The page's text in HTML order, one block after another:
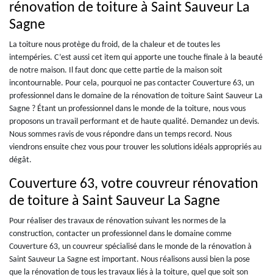
rénovation de toiture à Saint Sauveur La
Sagne
La toiture nous protège du froid, de la chaleur et de toutes les
intempéries. C’est aussi cet item qui apporte une touche finale à la beauté
de notre maison. Il faut donc que cette partie de la maison soit
incontournable. Pour cela, pourquoi ne pas contacter Couverture 63, un
professionnel dans le domaine de la rénovation de toiture Saint Sauveur La
Sagne ? Étant un professionnel dans le monde de la toiture, nous vous
proposons un travail performant et de haute qualité. Demandez un devis.
Nous sommes ravis de vous répondre dans un temps record. Nous
viendrons ensuite chez vous pour trouver les solutions idéals appropriés au
dégât.
Couverture 63, votre couvreur rénovation
de toiture à Saint Sauveur La Sagne
Pour réaliser des travaux de rénovation suivant les normes de la
construction, contacter un professionnel dans le domaine comme
Couverture 63, un couvreur spécialisé dans le monde de la rénovation à
Saint Sauveur La Sagne est important. Nous réalisons aussi bien la pose
que la rénovation de tous les travaux liés à la toiture, quel que soit son